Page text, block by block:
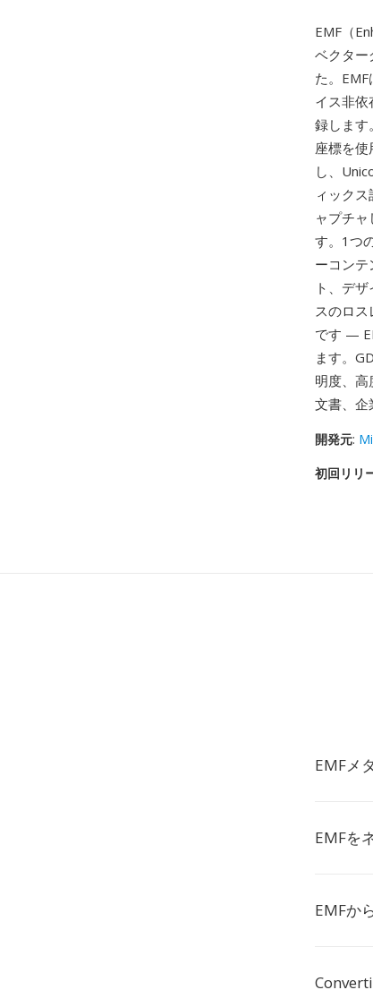
EMF（
ベクター
た。
イス非
録します
座標を
し、
ィック
ャプチ
す。1つ
ーコン
ト、デ
スのロ
です —
ます。
明度、
文書、企
開発元:
初回リリ
EMFメ
EMFを
EMFか